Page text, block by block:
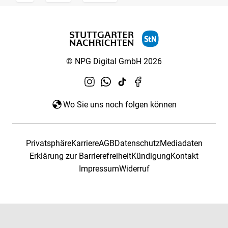
© NPG Digital GmbH 2026
Wo Sie uns noch folgen können
PrivatsphäreKarriereAGBDatenschutzMediadaten
Erklärung zur BarrierefreiheitKündigungKontakt
ImpressumWiderruf